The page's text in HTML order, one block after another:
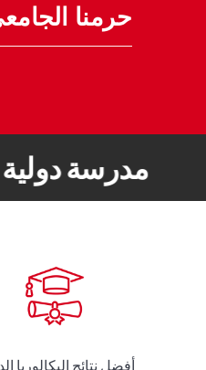
حرمنا
مدرسة
أفضل نتائج البكالوريا